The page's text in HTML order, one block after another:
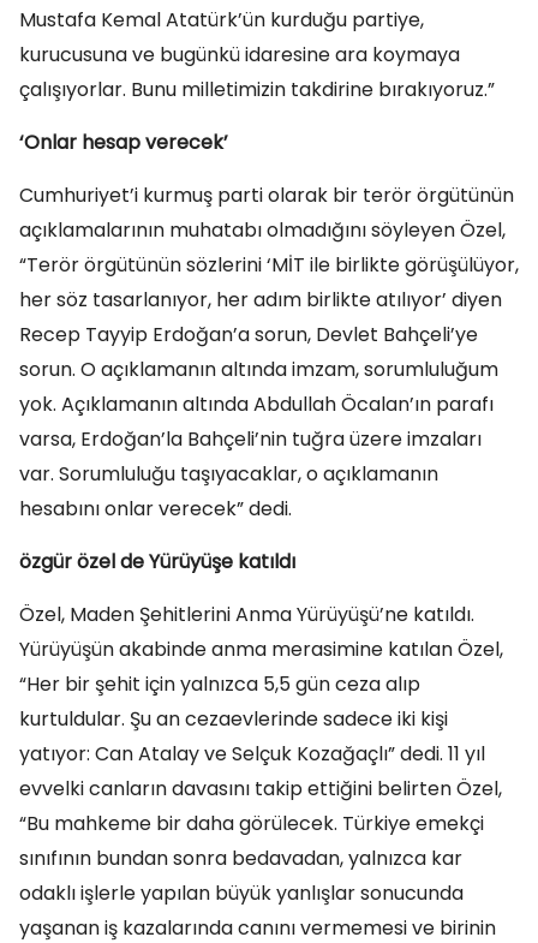
Mustafa Kemal Atatürk’ün kurduğu partiye,
kurucusuna ve bugünkü idaresine ara koymaya
çalışıyorlar. Bunu milletimizin takdirine bırakıyoruz.”
‘Onlar hesap verecek’
Cumhuriyet’i kurmuş parti olarak bir terör örgütünün
açıklamalarının muhatabı olmadığını söyleyen Özel,
“Terör örgütünün sözlerini ‘MİT ile birlikte görüşülüyor,
her söz tasarlanıyor, her adım birlikte atılıyor’ diyen
Recep Tayyip Erdoğan’a sorun, Devlet Bahçeli’ye
sorun. O açıklamanın altında imzam, sorumluluğum
yok. Açıklamanın altında Abdullah Öcalan’ın parafı
varsa, Erdoğan’la Bahçeli’nin tuğra üzere imzaları
var. Sorumluluğu taşıyacaklar, o açıklamanın
hesabını onlar verecek” dedi.
özgür özel de Yürüyüşe katıldı
Özel, Maden Şehitlerini Anma Yürüyüşü’ne katıldı.
Yürüyüşün akabinde anma merasimine katılan Özel,
“Her bir şehit için yalnızca 5,5 gün ceza alıp
kurtuldular. Şu an cezaevlerinde sadece iki kişi
yatıyor: Can Atalay ve Selçuk Kozağaçlı” dedi. 11 yıl
evvelki canların davasını takip ettiğini belirten Özel,
“Bu mahkeme bir daha görülecek. Türkiye emekçi
sınıfının bundan sonra bedavadan, yalnızca kar
odaklı işlerle yapılan büyük yanlışlar sonucunda
yaşanan iş kazalarında canını vermemesi ve birinin